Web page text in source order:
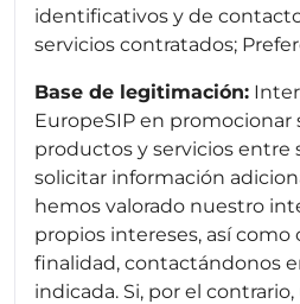
identificativos y de
servicios contratados;
Base de legitimación:
EuropeSIP en promocionar
productos y servicios entre
solicitar información
hemos valorado nuestro
propios intereses, así como
finalidad, contactándonos
indicada. Si, por el